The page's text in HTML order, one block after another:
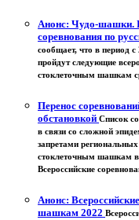
Анонс: Чудо-шашки.
соревнования по
сообщает, что в период
пройдут следующие
стоклеточным шашкам
Перенос
обстановкой Список
в связи со сложной
запретами
стоклеточным шашкам в
Всероссийские
Анонс:
шашкам 2022